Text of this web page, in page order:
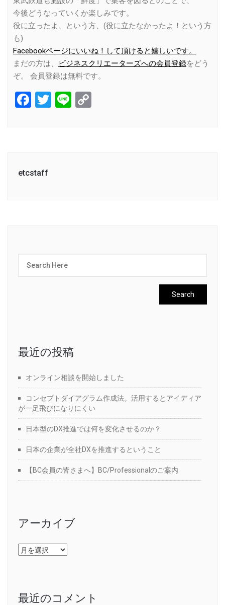
今後どうなっていくか楽しみです。
役に立ったよ、という方、(役に立たなかったよ！という方
も)
Facebookページにいいね！して頂けると嬉しいです。
まだの方は、
ビジネスクリエーターズへの会員登録をどう
ぞ。 会員登録は無料です。
Facebook
Twitter
Line
etcstaff
最近の投稿
オンライン相談を開始しました
コンセプトダイアグラム作成法。活用するとアイディア
が一足飛びになりにくい
日本型のDX推進では何を変化させるのか？
日本の企業が全社DXを推進するということ
【BC会員の皆さまへ】BC/Professionalのご案内
アーカイブ
ア
ー
最近のコメント